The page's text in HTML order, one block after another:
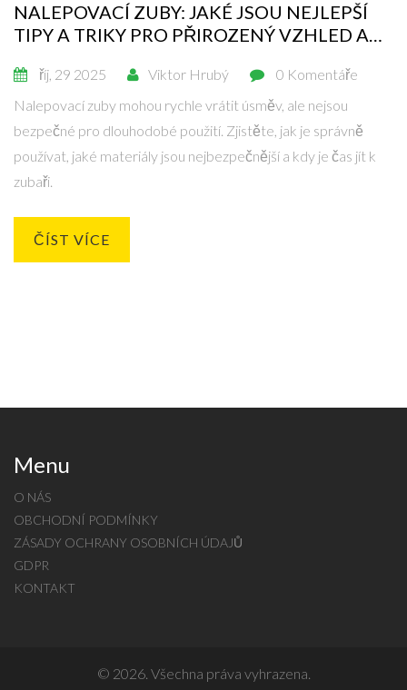
NALEPOVACÍ ZUBY: JAKÉ JSOU NEJLEPŠÍ
TIPY A TRIKY PRO PŘIROZENÝ VZHLED A
říj, 29 2025 Viktor Hrubý
0 Komentáře
Nalepovací zuby mohou rychle vrátit úsměv, ale nejsou
bezpečné pro dlouhodobé použití. Zjistěte, jak je správně
používat, jaké materiály jsou nejbezpečnější a kdy je čas jít k
zubaři.
ČÍST VÍCE
Menu
O NÁS
OBCHODNÍ PODMÍNKY
ZÁSADY OCHRANY OSOBNÍCH ÚDAJŮ
GDPR
KONTAKT
© 2026. Všechna práva vyhrazena.